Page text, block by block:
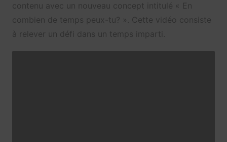
contenu avec un nouveau concept intitulé « En
combien de temps peux-tu? ». Cette vidéo consiste
à relever un défi dans un temps imparti.